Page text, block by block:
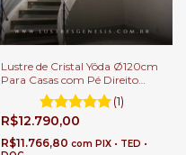
Lustre de Cristal Yôda Ø120cm
Para Casas com Pé Direito
(1)
R$12.790,00
R$11.766,80 com PIX • TED •